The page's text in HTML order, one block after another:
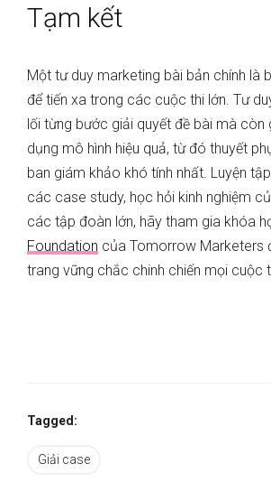
Tạm kết
Một tư duy marketing bài bản chính là
để tiến xa trong các cuộc thi lớn. Tư
lối từng bước giải quyết đề bài mà còn
dụng mô hình hiệu quả, từ đó thuyết
ban giám khảo khó tính nhất. Luyện
các case study, học hỏi kinh nghiệm
các tập đoàn lớn, hãy tham gia khóa
Foundation của Tomorrow Marketers
trang vững chắc chinh chiến mọi cuộc
Tagged:
Giải case